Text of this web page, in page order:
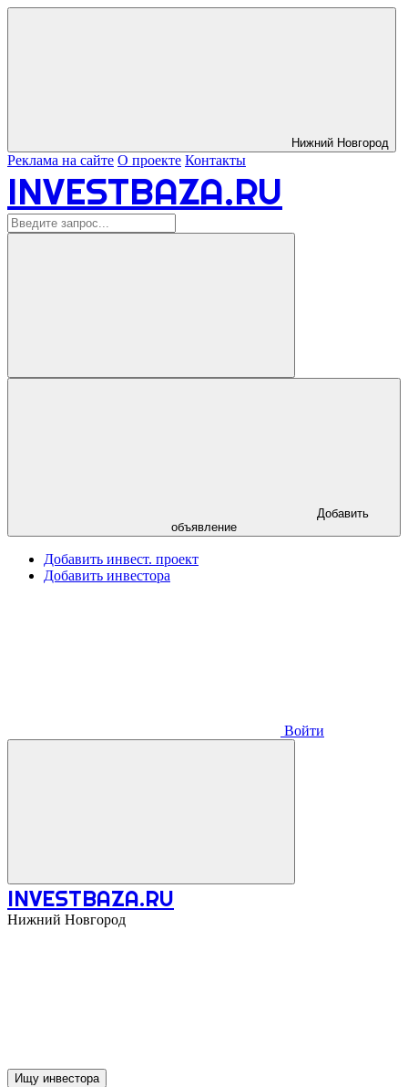
Нижний Новгород
Реклама на сайте О проекте Контакты
INVESTBAZA.RU
объявление
Добавить инвест. проект
Добавить инвестора
Войти
INVESTBAZA.RU
Нижний Новгород
Ищу инвестора